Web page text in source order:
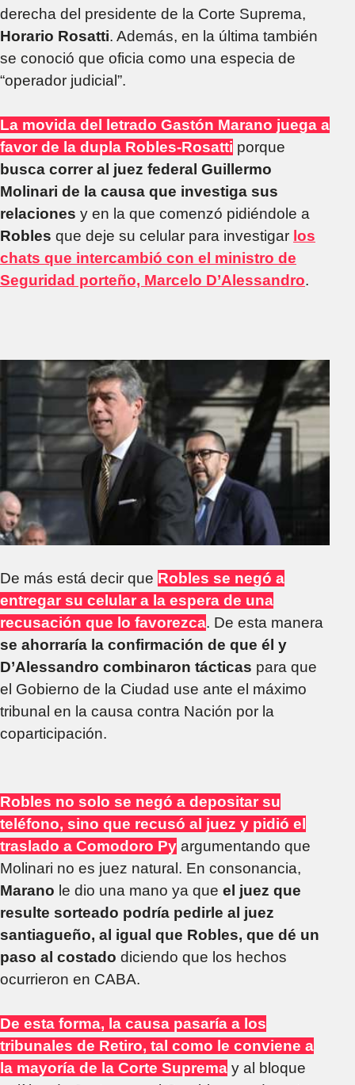
derecha del presidente de la Corte Suprema,
Horario Rosatti. Además, en la última también
se conoció que oficia como una especia de
“operador judicial”.
La movida del letrado Gastón Marano juega a
favor de la dupla Robles-Rosatti porque
busca correr al juez federal Guillermo
Molinari de la causa que investiga sus
relaciones y en la que comenzó pidiéndole a
Robles que deje su celular para investigar los
chats que intercambió con el ministro de
Seguridad porteño, Marcelo D’Alessandro.
De más está decir que Robles se negó a
entregar su celular a la espera de una
recusación que lo favorezca. De esta manera
se ahorraría la confirmación de que él y
D’Alessandro combinaron tácticas para que
el Gobierno de la Ciudad use ante el máximo
tribunal en la causa contra Nación por la
coparticipación.
Robles no solo se negó a depositar su
teléfono, sino que recusó al juez y pidió el
traslado a Comodoro Py argumentando que
Molinari no es juez natural. En consonancia,
Marano le dio una mano ya que el juez que
resulte sorteado podría pedirle al juez
santiagueño, al igual que Robles, que dé un
paso al costado diciendo que los hechos
ocurrieron en CABA.
De esta forma, la causa pasaría a los
tribunales de Retiro, tal como le conviene a
la mayoría de la Corte Suprema y al bloque